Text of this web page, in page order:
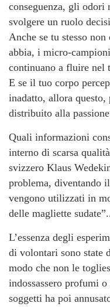
conseguenza, gli odori
svolgere un ruolo
Anche se tu stesso
abbia, i micro-
continuano a fluire nel
E se il tuo corpo
inadatto, allora questo,
distribuito alla
Quali informazioni
interno di scarsa
svizzero Klaus
problema, diventando
vengono utilizzati in
delle magliette
L’essenza degli
di volontari sono state
modo che non le
indossassero profumi
soggetti ha poi